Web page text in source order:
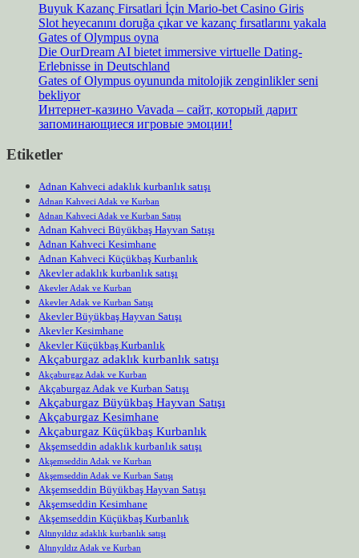
Buyuk Kazanç Firsatlari İçin Mario-bet Casino Giris
Slot heyecanını doruğa çıkar ve kazanç fırsatlarını yakala
Gates of Olympus oyna
Die OurDream AI bietet immersive virtuelle Dating-
Erlebnisse in Deutschland
Gates of Olympus oyununda mitolojik zenginlikler seni
bekliyor
Интернет-казино Vavada – сайт, который дарит
запоминающиеся игровые эмоции!
Etiketler
Adnan Kahveci adaklık kurbanlık satışı
Adnan Kahveci Adak ve Kurban
Adnan Kahveci Adak ve Kurban Satışı
Adnan Kahveci Büyükbaş Hayvan Satışı
Adnan Kahveci Kesimhane
Adnan Kahveci Küçükbaş Kurbanlık
Akevler adaklık kurbanlık satışı
Akevler Adak ve Kurban
Akevler Adak ve Kurban Satışı
Akevler Büyükbaş Hayvan Satışı
Akevler Kesimhane
Akevler Küçükbaş Kurbanlık
Akçaburgaz adaklık kurbanlık satışı
Akçaburgaz Adak ve Kurban
Akçaburgaz Adak ve Kurban Satışı
Akçaburgaz Büyükbaş Hayvan Satışı
Akçaburgaz Kesimhane
Akçaburgaz Küçükbaş Kurbanlık
Akşemseddin adaklık kurbanlık satışı
Akşemseddin Adak ve Kurban
Akşemseddin Adak ve Kurban Satışı
Akşemseddin Büyükbaş Hayvan Satışı
Akşemseddin Kesimhane
Akşemseddin Küçükbaş Kurbanlık
Altınyıldız adaklık kurbanlık satışı
Altınyıldız Adak ve Kurban